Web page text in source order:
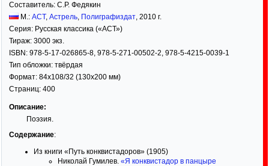
Составитель: С.Р. Федякин
М.: АСТ, Астрель, Полиграфиздат, 2010 г.
Серия: Русская классика («АСТ»)
Тираж: 3000 экз.
ISBN: 978-5-17-026865-8, 978-5-271-00502-2, 978-5-4215-0039-1
Тип обложки: твёрдая
Формат: 84x108/32 (130x200 мм)
Страниц: 400
Описание:
Поэзия.
Содержание:
Из книги «Путь конквистадоров» (1905)
Николай Гумилев. «Я конквистадор в панцыре